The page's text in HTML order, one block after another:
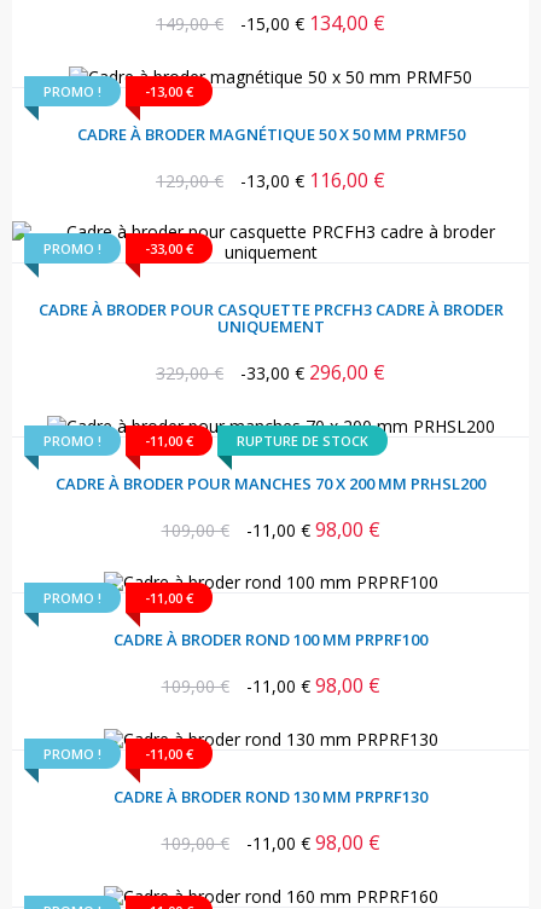
Prix
149,00 € -15,00 € Prix
134,00 €
PROMO ! -13,00 €
CADRE À BRODER MAGNÉTIQUE 50 X 50 MM PRMF50
Prix
129,00 € -13,00 € Prix
116,00 €
PROMO ! -33,00 €
CADRE À BRODER POUR CASQUETTE PRCFH3 CADRE À BRODER
UNIQUEMENT
Prix
329,00 € -33,00 € Prix
296,00 €
PROMO ! -11,00 € RUPTURE DE STOCK
CADRE À BRODER POUR MANCHES 70 X 200 MM PRHSL200
Prix
109,00 € -11,00 € Prix
98,00 €
PROMO ! -11,00 €
CADRE À BRODER ROND 100 MM PRPRF100
Prix
109,00 € -11,00 € Prix
98,00 €
PROMO ! -11,00 €
CADRE À BRODER ROND 130 MM PRPRF130
Prix
109,00 € -11,00 € Prix
98,00 €